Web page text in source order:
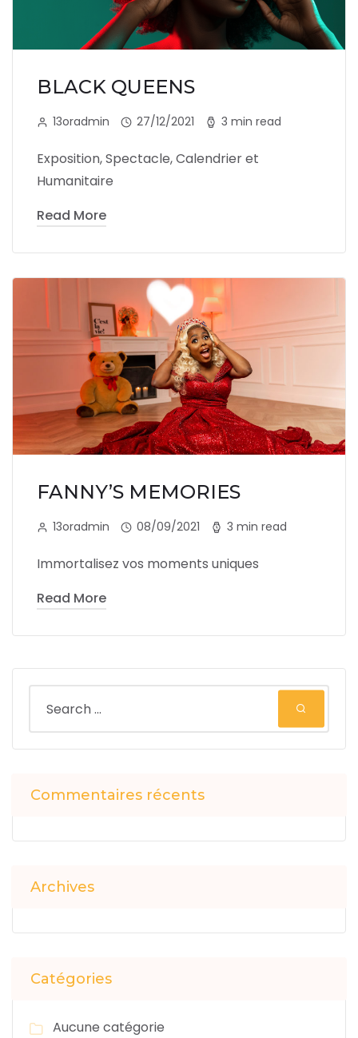
BLACK QUEENS
13oradmin 27/12/2021 3 min read
Exposition, Spectacle, Calendrier et
Humanitaire
Read More
FANNY’S MEMORIES
13oradmin 08/09/2021 3 min read
Immortalisez vos moments uniques
Read More
Commentaires récents
Archives
Catégories
Aucune catégorie